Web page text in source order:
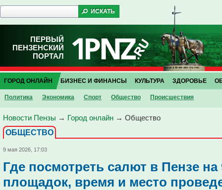
ПЕРВЫЙ
ПЕНЗЕНСКИЙ
ПОРТАЛ
ГОРОД ОНЛАЙН
Политика Экономика Спорт Общество Проиcшествия
БИЗНЕС И ФИНАНСЫ КУЛЬТУРА ЗДОРОВЬЕ
Новости Пензы → Город онлайн → Общество
ОБЩЕСТВО
9 мая 2026, 17:03
Где посмотреть салют в Пензе на
площадок, время и место